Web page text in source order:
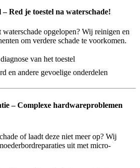
Red je toestel na waterschade!
opgelopen? Wij reinigen en
om verdere schade te voorkomen.
van het toestel
en andere gevoelige onderdelen
– Complexe hardwareproblemen
of laadt deze niet meer op? Wij
uit met micro-